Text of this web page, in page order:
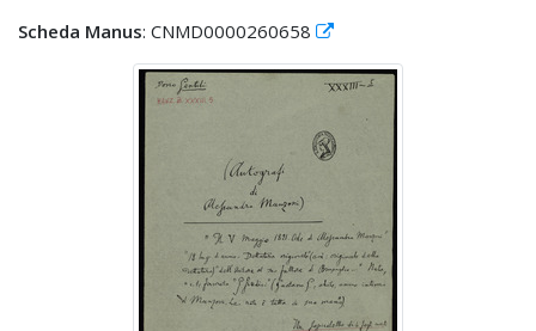
Scheda Manus: CNMD0000260658